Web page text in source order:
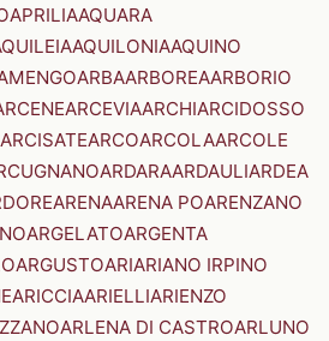
APRILIAAQUARA
AQUILONIAAQUINO
ARBAARBOREAARBORIO
ARCEVIAARCHIARCIDOSSO
ARCISATEARCOARCOLAARCOLE
ARDARAARDAULIARDEA
ARENAARENA POARENZANO
ARGELATOARGENTA
ARGUSTOARIARIANO IRPINO
ARICCIAARIELLIARIENZO
ARLENA DI CASTROARLUNO